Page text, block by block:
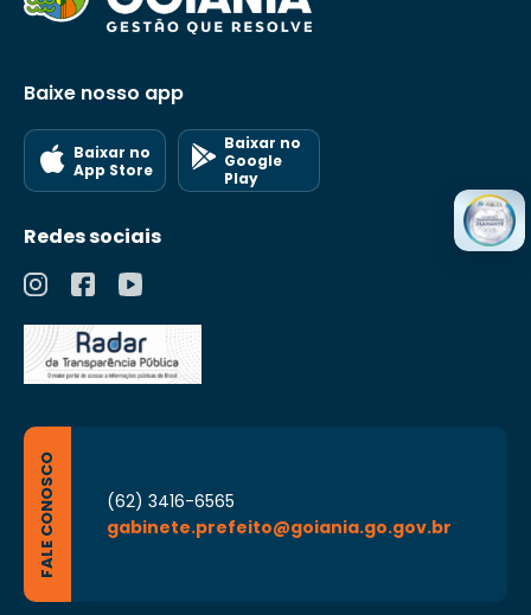
Baixe nosso app
Baixar no
App Store
Baixar no
Google
Play
Redes sociais
FALE CONOSCO
(62) 3416-6565
gabinete.prefeito@goiania.go.gov.br